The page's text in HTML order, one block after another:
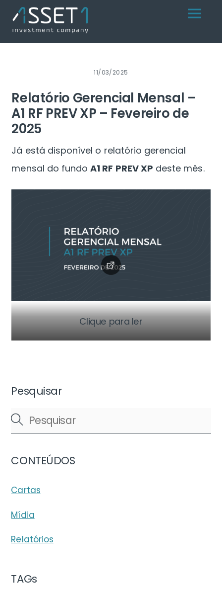
content
Menu
11/03/2025
Relatório Gerencial Mensal –
A1 RF PREV XP – Fevereiro de
2025
Já está disponível o relatório gerencial
mensal do fundoA1 RF PREV XP deste mês.
Clique para ler
Pesquisar
CONTEÚDOS
Cartas
Mídia
Relatórios
TAGs